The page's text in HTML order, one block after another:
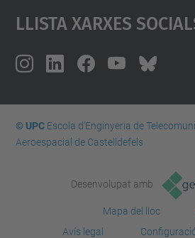
Llista Xarxes
© UPCEscola d'Enginyeria de
Aeroespacial de Castelldefels
Desenvolupat amb
Mapa del lloc
Avís legal